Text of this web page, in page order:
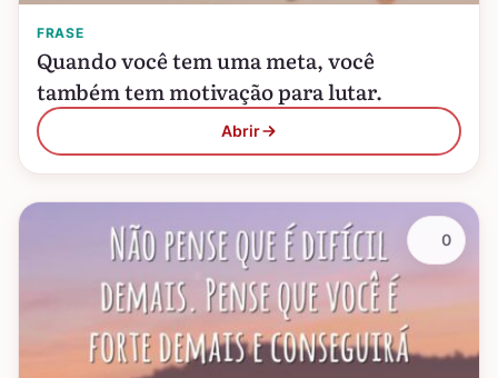
FRASE
Quando você tem uma meta, você
também tem motivação para lutar.
Abrir
0